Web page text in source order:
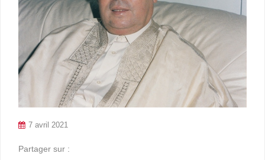
7 avril 2021
Partager sur :